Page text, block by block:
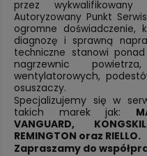
przez
Autoryzowany Punkt
ogromne
diagnozę i sprawną
techniczne stanowi
nagrzewnic
wentylatorowych,
osuszaczy.
Specjalizujemy się w
takich marek jak:
VANGUARD,
REMINGTON oraz RIELLO.
Zapraszamy do